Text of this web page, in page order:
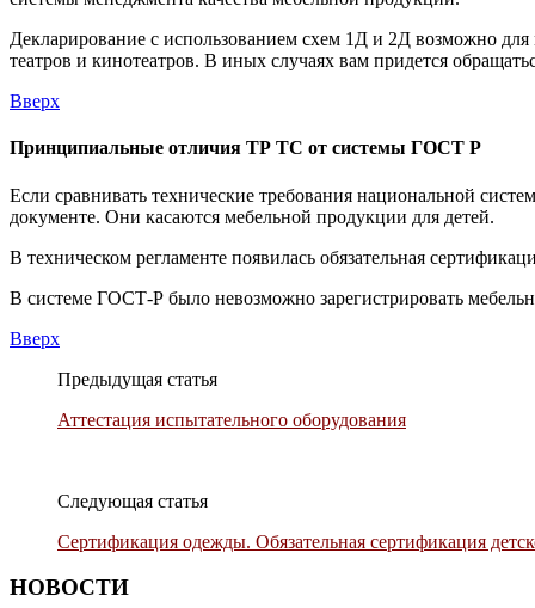
Декларирование с использованием схем 1Д и 2Д возможно
театров и кинотеатров. В иных случаях вам придется
Вверх
Принципиальные отличия ТР ТС от системы ГОСТ Р
Если сравнивать технические требования национальной
документе. Они касаются мебельной продукции для детей.
В техническом регламенте появилась обязательная
В системе ГОСТ-Р было невозможно зарегистрировать
Вверх
Предыдущая статья
Аттестация испытательного оборудования
Следующая статья
Сертификация одежды. Обязательная сертификация
НОВОСТИ